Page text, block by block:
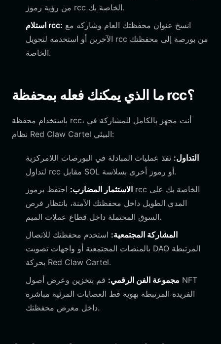
من رؤية رموز rcc الخاصة بك.
استلام rcc:
الآخرين أو استخدمه لتحويل rcc من بورصة إلى محفظتك
الخاصة.
ما الذي يمكنك فعله بمحفظة rcc؟
باستخدام محفظة rcc، أنت مجهز بالكامل للمشاركة في
نظام Red Claw Cartel البيئي:
التداول: نفذ عمليات المبادلة في البورصات اللامركزية
لتداول rcc مقابل SOL أو رموز أخرى بسلاسة.
الاستثمار المضارب: احتفظ برموز rcc الخاصة بك على
المدى الطويل داخل محفظتك الآمنة، بانتظار فرص
السوق المحتملة داخل قطاع عملات الميم.
المشاركة المجتمعية: استخدم محفظتك للاتصال
بالمنصات المجتمعية أو واجهات تصويت DAO المرتبطة
بحركة Red Claw Cartel.
مجموعة الفن الرقمي: قم بتخزين وعرض أصول NFT
الفريدة المرتبطة بهوية قط العصابات المرئية مباشرة
داخل معرض محفظتك.